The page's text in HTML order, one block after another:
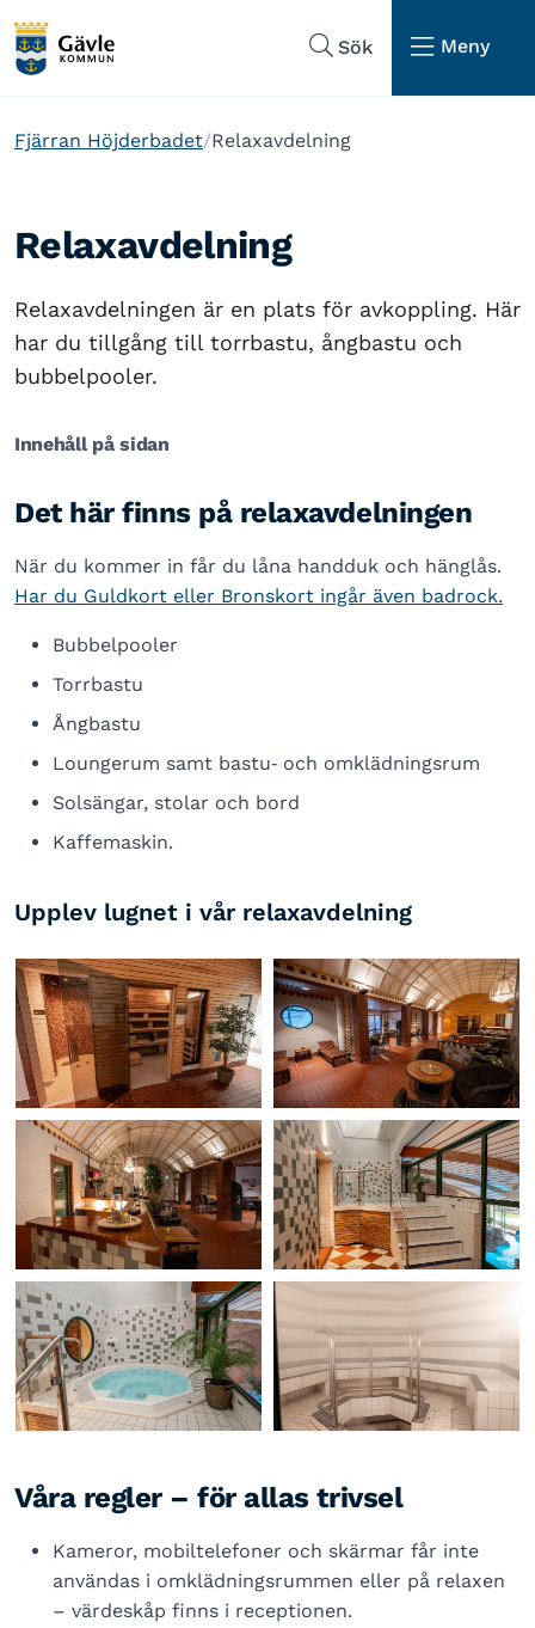
Sök
Meny
Fjärran Höjderbadet Relaxavdelning
Relaxavdelning
Relaxavdelningen är en plats för avkoppling. Här
har du tillgång till torrbastu, ångbastu och
bubbelpooler.
Innehåll på sidan
Det här finns på relaxavdelningen
När du kommer in får du låna handduk och hänglås.
Har du Guldkort eller Bronskort ingår även badrock.
Bubbelpooler
Torrbastu
Ångbastu
Loungerum samt bastu‑ och omklädningsrum
Solsängar, stolar och bord
Kaffemaskin.
Upplev lugnet i vår relaxavdelning
Våra regler – för allas trivsel
Kameror, mobiltelefoner och skärmar får inte
användas i omklädningsrummen eller på relaxen
– värdeskåp finns i receptionen.